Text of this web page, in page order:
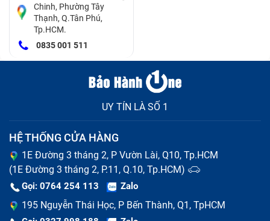
5G
Nếu bạn gặp một hoặc nhiều trong những dấu hiệu
dưới đây, đó có thể là biểu hiện rõ ràng của việc cần
thay pin. Trong trường hợp này, việc tham khảo ý kiến
của các người có kinh nghiệm hoặc đưa điện thoại
tín là lựa chọn tốt để kiểm tra và thay thế pin một cách
chính xác.
Dung lượng pin sử dụng ngày càng ngắn, yêu cầu
sạc điện thoại thường xuyên hơn.
Chinh, Phường Tây
Thạnh, Q.Tân Phú,
Tp.HCM.
0835 001 511
UY TÍN LÀ SỐ 1
HỆ THỐNG CỬA HÀNG
1E Đường 3 tháng 2, P Vườn Lài, Q10, Tp.HCM
(1E Đường 3 tháng 2, P.11, Q.10, Tp.HCM)
Gọi: 0764 254 113 Zalo
195 Nguyễn Thái Học, P Bến Thành, Q1, TpHCM